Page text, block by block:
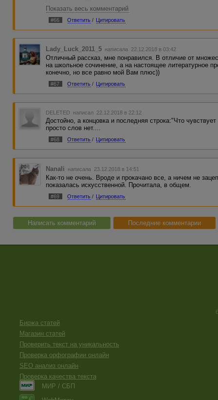
Пойду уж... :)
Показать весь комментарий
#66 Ответить / Цитировать
Lady_Luck_2011_5 написала 22.12.2018 в 03:42
Отличный рассказ, мне понравился. В отличие от
на школьное сочинение, а на настоящее литературное
конечно, но все равно мой Вам плюс))
#67 Ответить / Цитировать
DELETED написал 22.12.2018 в 22:12
Достойно, а концовка и последняя строка:"Что
просто слов нет....
#68 Ответить / Цитировать
Nanali написала 23.12.2018 в 14:51
Как-то не очень. Вроде и прокачано все, а ничем не
показалась искусственной. Прочитала, в общем.
#69 Ответить / Цитировать
Написать комментарий Последние комментарии
Биржа статей
Магазин статей
Проверить текст на уникальность
Проверка орфографии онлайн
SEO анализ онлайн
Проверка качества текста
МИР / СБП